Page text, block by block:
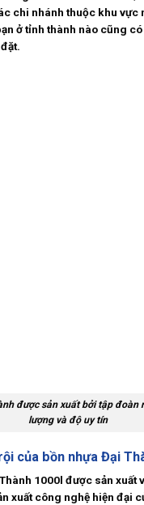
chi nhánh thuộc khu vực
ở tỉnh thành nào cũng có
được sản xuất bởi tập đoàn
lượng và độ uy tín
của bồn nhựa Đại
1000l được sản xuất
xuất công nghệ hiện đại